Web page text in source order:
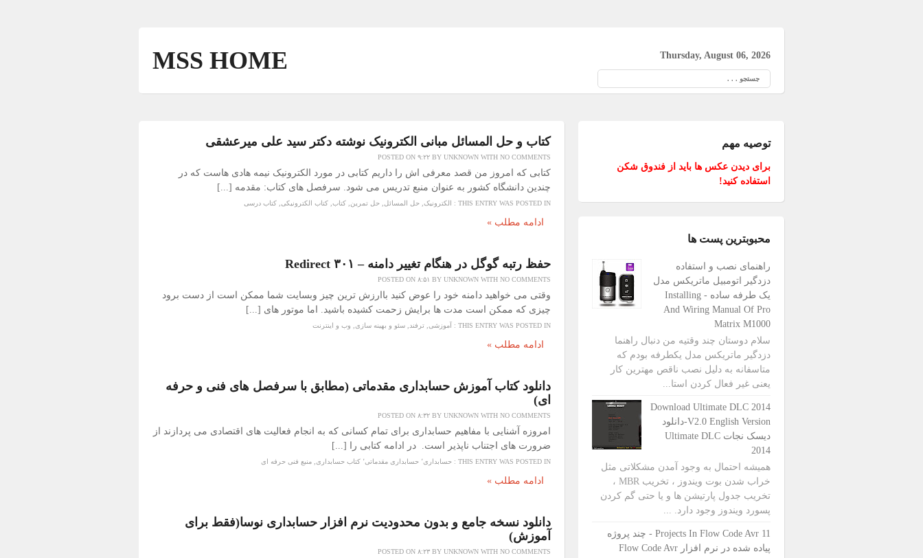
MSS HOME Thursday, August 06, 2026
Search
کتاب و حل المسائل مبانی الکترونیک نوشته دکتر سید علی میرعشقی
POSTED ON ۹:۲۲ BY UNKNOWN WITH NO COMMENTS
کتابی که امروز من قصد معرفی اش را داریم کتابی در مورد الکترونیک نیمه هادی هاست که در
چندین دانشگاه کشور به عنوان منبع تدریس می شود. سرفصل های کتاب: مقدمه [...]
THIS ENTRY WAS POSTED IN : الکترونیک حل المسائل حل تمرین کتاب کتاب الکترونیکی کتاب درسی
ادامه مطلب »
حفظ رتبه گوگل در هنگام تغییر دامنه – ۳۰۱ Redirect
POSTED ON ۸:۵۱ BY UNKNOWN WITH NO COMMENTS
وقتی می خواهید دامنه خود را عوض کنید باارزش ترین چیز وبسایت شما ممکن است از دست برود
چیزی که ممکن است مدت ها برایش زحمت کشیده باشید. اما موتور های [...]
THIS ENTRY WAS POSTED IN : آموزشی ترفند سئو و بهینه سازی وب و اینترنت
ادامه مطلب »
دانلود کتاب آموزش حسابداری مقدماتی (مطابق با سرفصل های فنی و حرفه
ای)
POSTED ON ۸:۳۲ BY UNKNOWN WITH NO COMMENTS
امروزه آشنایی با مفاهیم حسابداری برای تمام کسانی که به انجام فعالیت های اقتصادی می پردازند از
ضرورت های اجتناب ناپذیر است. در ادامه کتابی را [...]
THIS ENTRY WAS POSTED IN : حسابداری٬ حسابداری مقدماتی٬ کتاب حسابداری منبع فنی حرفه ای
ادامه مطلب »
دانلود نسخه جامع و بدون محدودیت نرم افزار حسابداری نوسا(فقط برای
آموزش)
POSTED ON ۸:۲۳ BY UNKNOWN WITH NO COMMENTS
توصیه مهم
برای دیدن عکس ها باید از فندوق شکن
استفاده کنید!
محبوبترین پست ها
راهنمای نصب و استفاده
دزدگیر اتومبیل ماتریکس مدل
یک طرفه ساده - Installing
And Wiring Manual Of Pro
Matrix M1000
سلام دوستان چند وقتیه من دنبال راهنما
دزدگیر ماتریکس مدل یکطرفه بودم که
متاسفانه به دلیل نصب ناقص مهترین کار
یعنی غیر فعال کردن استا...
Download Ultimate DLC 2014
V2.0 English Version-دانلود
دیسک نجات Ultimate DLC
2014
همیشه احتمال به وجود آمدن مشکلاتی مثل
خراب شدن بوت ویندوز ، تخریب MBR ،
تخریب جدول پارتیشن ها و یا حتی گم کردن
پسورد ویندوز وجود دارد. ...
11 Projects In Flow Code Avr - چند پروژه
پیاده شده در نرم افزار Flow Code Avr